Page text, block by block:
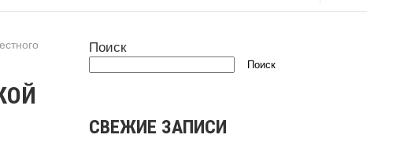
Поиск
Поиск
СВЕЖИЕ ЗАПИСИ